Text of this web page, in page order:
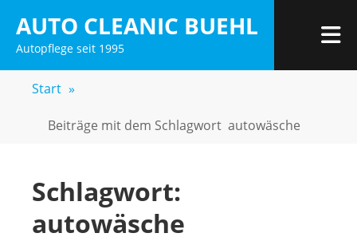
Inhalt
springen
AUTO CLEANIC BUEHL
Autopflege seit 1995
Start »
Beiträge mit dem Schlagwort autowäsche
Schlagwort:
autowäsche